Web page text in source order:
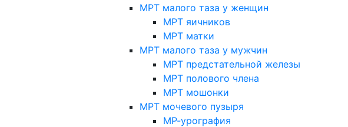
МРТ малого таза у женщин
МРТ яичников
МРТ матки
МРТ малого таза у мужчин
МРТ предстательной железы
МРТ полового члена
МРТ мошонки
МРТ мочевого пузыря
МР-урография